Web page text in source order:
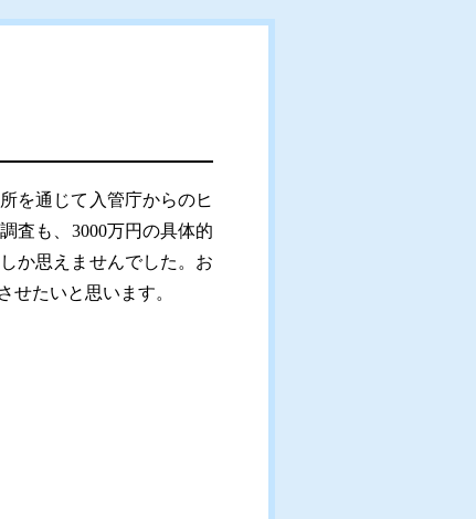
を通じて入管庁からのヒ
査も、3000万円の具体的
か思えませんでした。お
せたいと思います。